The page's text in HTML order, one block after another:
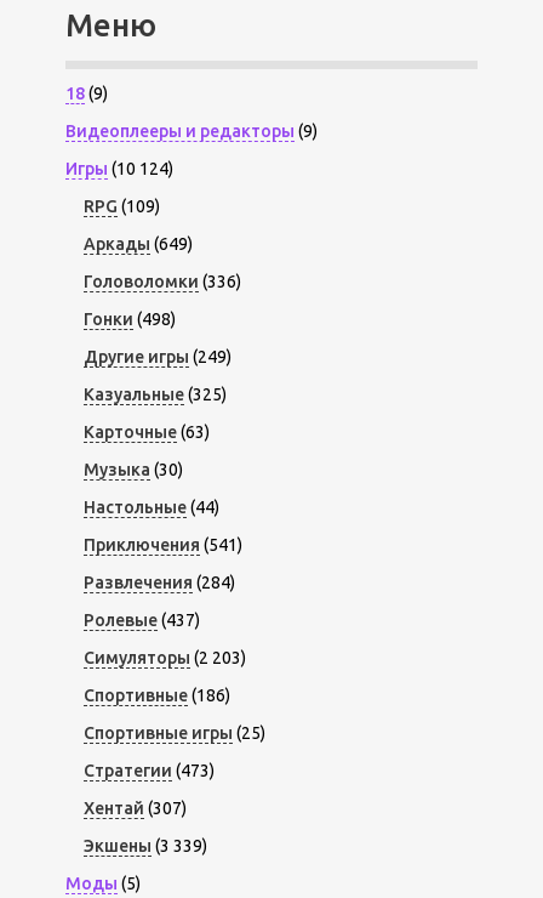
Меню
18(9)
Видеоплееры и редакторы (9)
Игры (10 124)
RPG (109)
Аркады (649)
Головоломки (336)
Гонки (498)
Другие игры (249)
Казуальные(325)
Карточные(63)
Музыка (30)
Настольные(44)
Приключения (541)
Развлечения (284)
Ролевые(437)
Симуляторы (2 203)
Спортивные(186)
Спортивные игры (25)
Стратегии (473)
Хентай (307)
Экшены (3 339)
Моды (5)